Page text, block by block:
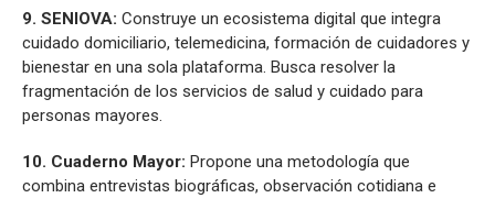
9. SENIOVA: Construye un ecosistema digital que integra
cuidado domiciliario, telemedicina, formación de cuidadores y
bienestar en una sola plataforma. Busca resolver la
fragmentación de los servicios de salud y cuidado para
personas mayores.
10. Cuaderno Mayor: Propone una metodología que
combina entrevistas biográficas, observación cotidiana e